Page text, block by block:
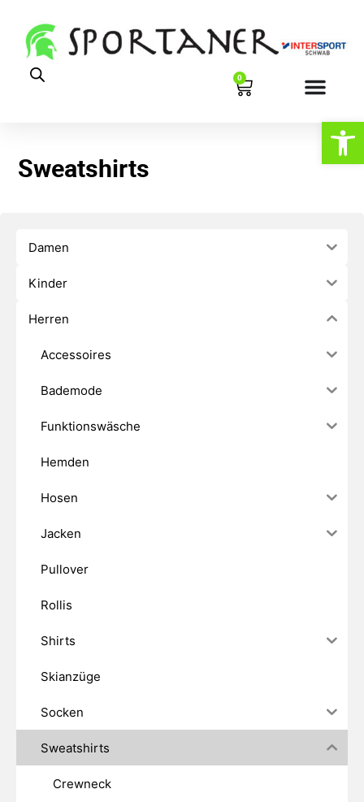
0
Sweatshirts
Damen
Kinder
Herren
Accessoires
Bademode
Funktionswäsche
Hemden
Hosen
Jacken
Pullover
Rollis
Shirts
Skianzüge
Socken
Sweatshirts
Crewneck